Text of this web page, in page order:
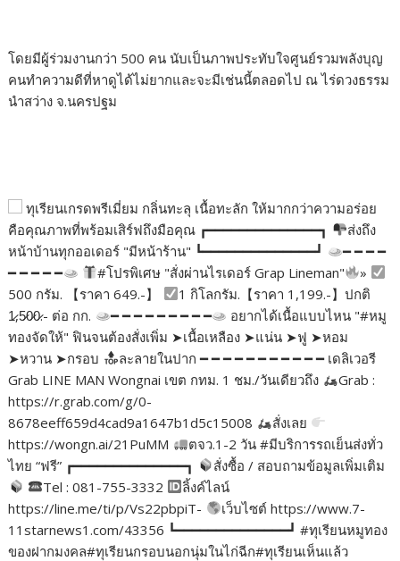
โดยมีผู้ร่วมงานกว่า 500 คน นับเป็นภาพประทับใจศูนย์รวมพลังบุญ
คนทำความดีที่หาดูได้ไม่ยากและจะมีเช่นนี้ตลอดไป ณ ไร่ดวงธรรม
นำสว่าง จ.นครปฐม
ทุเรียนเกรดพรีเมี่ยม กลิ่นทะลุ เนื้อทะลัก ให้มากกว่าความอร่อย
คือคุณภาพที่พร้อมเสิร์ฟถึงมือคุณ ┏━━━━━━━━━━━━━━┓
ส่งถึง
หน้าบ้านทุกออเดอร์ "มีหน้าร้าน" ┗━━━━━━━━━━━━━━┛
━ ━ ━ ━
━ ━ ━ ━ ━
#โปรพิเศษ "สั่งผ่านไรเดอร์ Grap Lineman"
»
500 กรัม. 【ราคา 649.-】
1 กิโลกรัม.【ราคา 1,199.-】ปกติ
1̷,5̷0̷0̷.- ต่อ กก.
━ ━ ━ ━ ━ ━ ━ ━ ━
อยากได้เนื้อแบบไหน "#หมู
ทองจัดให้" ฟินจนต้องสั่งเพิ่ม ➤เนื้อเหลือง ➤แน่น ➤ฟู ➤หอม
➤หวาน ➤กรอบ
ละลายในปาก ━ ━ ━ ━ ━ ━ ━ ━ ━ ━ ━ เดลิเวอรี
Grab LINE MAN Wongnai เขต กทม. 1 ชม./วันเดียวถึง
Grab :
https://r.grab.com/g/0-
8678eeff659d4cad9a1647b1d5c15008
สั่งเลย
https://wongn.ai/21PuMM
ตจว.1-2 วัน #มีบริการรถเย็นส่งทั่ว
ไทย “ฟรี” ┏━━━━━━━━━━━━━━┓
สั่งซื้อ / สอบถามข้อมูลเพิ่มเติม
Tel : 081-755-3332
ลิ้งค์ไลน์
https://line.me/ti/p/Vs22pbpiT-
เว็บไซต์ https://www.7-
11starnews1.com/43356 ┗━━━━━━━━━━━━━━┛ #ทุเรียนหมูทอง
ของฝากมงคล#ทุเรียนกรอบนอกนุ่มในไก่ฉีก#ทุเรียนเห็นแล้ว